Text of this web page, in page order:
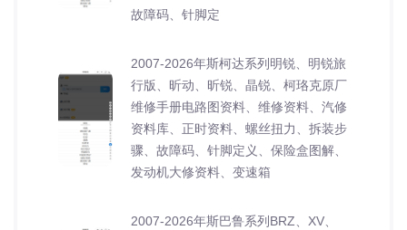
故障码、针脚定
2007-2026年斯柯达系列明锐、明锐旅
行版、昕动、昕锐、晶锐、柯珞克原厂
维修手册电路图资料、维修资料、汽修
资料库、正时资料、螺丝扭力、拆装步
骤、故障码、针脚定义、保险盒图解、
发动机大修资料、变速箱
2007-2026年斯巴鲁系列BRZ、XV、